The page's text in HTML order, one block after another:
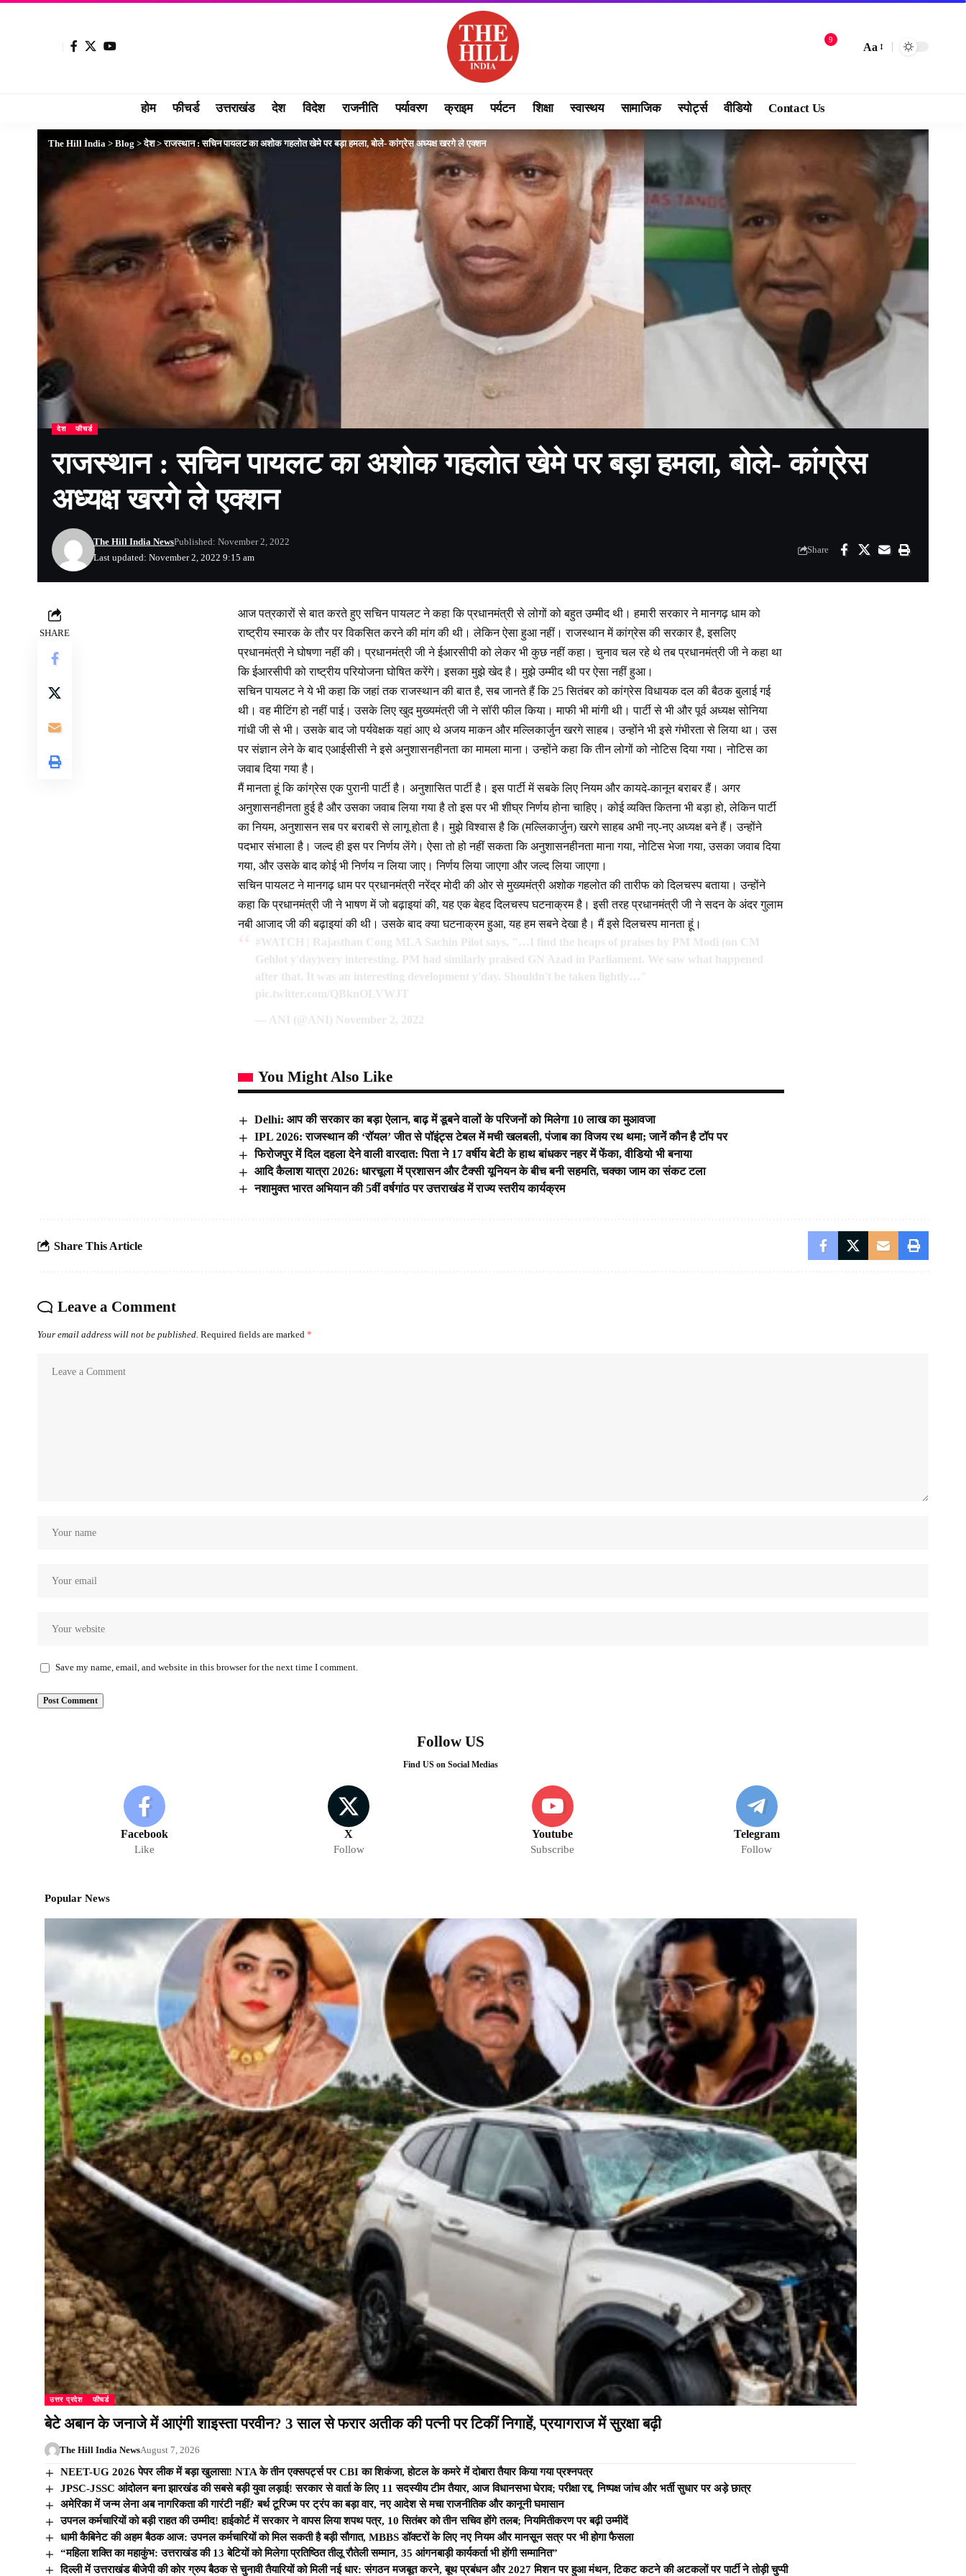
9
Aa
होम फीचर्ड उत्तराखंड देश विदेश राजनीति पर्यावरण क्राइम पर्यटन शिक्षा स्वास्थय सामाजिक स्पोर्ट्स वीडियो Contact Us
The Hill India > Blog >देश>राजस्थान : सचिन पायलट का अशोक गहलोत खेमे पर बड़ा हमला, बोले- कांग्रेस अध्यक्ष खरगे ले एक्शन
देश फीचर्ड
राजस्थान : सचिन पायलट का अशोक गहलोत खेमे पर बड़ा हमला, बोले- कांग्रेस
अध्यक्ष खरगे ले एक्शन
Last updated: November 2, 2022 9:15 am
The Hill India NewsPublished: November 2, 2022
Share
SHARE
आज पत्रकारों से बात करते हुए सचिन पायलट ने कहा कि प्रधानमंत्री से लोगों को बहुत उम्मीद थी। हमारी सरकार ने मानगढ़ धाम को
राष्ट्रीय स्मारक के तौर पर विकसित करने की मांग की थी। लेकिन ऐसा हुआ नहीं। राजस्थान में कांग्रेस की सरकार है, इसलिए
प्रधानमंत्री ने घोषणा नहीं की। प्रधानमंत्री जी ने ईआरसीपी को लेकर भी कुछ नहीं कहा। चुनाव चल रहे थे तब प्रधानमंत्री जी ने कहा था
कि ईआरसीपी को राष्ट्रीय परियोजना घोषित करेंगे। इसका मुझे खेद है। मुझे उम्मीद थी पर ऐसा नहीं हुआ।
सचिन पायलट ने ये भी कहा कि जहां तक राजस्थान की बात है, सब जानते हैं कि 25 सितंबर को कांग्रेस विधायक दल की बैठक बुलाई गई
थी। वह मीटिंग हो नहीं पाई। उसके लिए खुद मुख्यमंत्री जी ने सॉरी फील किया। माफी भी मांगी थी। पार्टी से भी और पूर्व अध्यक्ष सोनिया
गांधी जी से भी। उसके बाद जो पर्यवेक्षक यहां आए थे अजय माकन और मल्लिकार्जुन खरगे साहब। उन्होंने भी इसे गंभीरता से लिया था। उस
पर संज्ञान लेने के बाद एआईसीसी ने इसे अनुशासनहीनता का मामला माना। उन्होंने कहा कि तीन लोगों को नोटिस दिया गया। नोटिस का
जवाब दिया गया है।
मैं मानता हूं कि कांग्रेस एक पुरानी पार्टी है। अनुशासित पार्टी है। इस पार्टी में सबके लिए नियम और कायदे-कानून बराबर हैं। अगर
अनुशासनहीनता हुई है और उसका जवाब लिया गया है तो इस पर भी शीघ्र निर्णय होना चाहिए। कोई व्यक्ति कितना भी बड़ा हो, लेकिन पार्टी
का नियम, अनुशासन सब पर बराबरी से लागू होता है। मुझे विश्वास है कि (मल्लिकार्जुन) खरगे साहब अभी नए-नए अध्यक्ष बने हैं। उन्होंने
पदभार संभाला है। जल्द ही इस पर निर्णय लेंगे। ऐसा तो हो नहीं सकता कि अनुशासनहीनता माना गया, नोटिस भेजा गया, उसका जवाब दिया
गया, और उसके बाद कोई भी निर्णय न लिया जाए। निर्णय लिया जाएगा और जल्द लिया जाएगा।
सचिन पायलट ने मानगढ़ धाम पर प्रधानमंत्री नरेंद्र मोदी की ओर से मुख्यमंत्री अशोक गहलोत की तारीफ को दिलचस्प बताया। उन्होंने
कहा कि प्रधानमंत्री जी ने भाषण में जो बढ़ाइयां की, यह एक बेहद दिलचस्प घटनाक्रम है। इसी तरह प्रधानमंत्री जी ने सदन के अंदर गुलाम
नबी आजाद जी की बढ़ाइयां की थी। उसके बाद क्या घटनाक्रम हुआ, यह हम सबने देखा है। मैं इसे दिलचस्प मानता हूं।
#WATCH
| Rajasthan Cong MLA Sachin Pilot says, "…I find the heaps of praises by PM Modi (on CM
Gehlot y'day)very interesting. PM had similarly praised GN Azad in Parliament. We saw what happened
after that. It was an interesting development y'day. Shouldn't be taken lightly…"
pic.twitter.com/QBknOLVWJT
— ANI (@ANI) November 2, 2022
You Might Also Like
Delhi: आप की सरकार का बड़ा ऐलान, बाढ़ में डूबने वालों के परिजनों को मिलेगा 10 लाख का मुआवजा
IPL 2026: राजस्थान की ‘रॉयल’ जीत से पॉइंट्स टेबल में मची खलबली, पंजाब का विजय रथ थमा; जानें कौन है टॉप पर
फिरोजपुर में दिल दहला देने वाली वारदात: पिता ने 17 वर्षीय बेटी के हाथ बांधकर नहर में फेंका, वीडियो भी बनाया
आदि कैलाश यात्रा 2026: धारचूला में प्रशासन और टैक्सी यूनियन के बीच बनी सहमति, चक्का जाम का संकट टला
नशामुक्त भारत अभियान की 5वीं वर्षगांठ पर उत्तराखंड में राज्य स्तरीय कार्यक्रम
Share This Article
Leave a Comment
Your email address will not be published. Required fields are marked *
Save my name, email, and website in this browser for the next time I comment.
Follow US
Find US on Social Medias
Facebook
Like
X
Follow
Youtube
Subscribe
Telegram
Follow
Popular News
उत्तर प्रदेश फीचर्ड
बेटे अबान के जनाजे में आएंगी शाइस्ता परवीन? 3 साल से फरार अतीक की पत्नी पर टिकीं निगाहें, प्रयागराज में सुरक्षा बढ़ी
The Hill India NewsAugust 7, 2026
NEET-UG 2026 पेपर लीक में बड़ा खुलासा! NTA के तीन एक्सपर्ट्स पर CBI का शिकंजा, होटल के कमरे में दोबारा तैयार किया गया प्रश्नपत्र
JPSC-JSSC आंदोलन बना झारखंड की सबसे बड़ी युवा लड़ाई! सरकार से वार्ता के लिए 11 सदस्यीय टीम तैयार, आज विधानसभा घेराव; परीक्षा रद्द, निष्पक्ष जांच और भर्ती सुधार पर अड़े छात्र
अमेरिका में जन्म लेना अब नागरिकता की गारंटी नहीं? बर्थ टूरिज्म पर ट्रंप का बड़ा वार, नए आदेश से मचा राजनीतिक और कानूनी घमासान
उपनल कर्मचारियों को बड़ी राहत की उम्मीद! हाईकोर्ट में सरकार ने वापस लिया शपथ पत्र, 10 सितंबर को तीन सचिव होंगे तलब; नियमितीकरण पर बढ़ी उम्मीदें
धामी कैबिनेट की अहम बैठक आज: उपनल कर्मचारियों को मिल सकती है बड़ी सौगात, MBBS डॉक्टरों के लिए नए नियम और मानसून सत्र पर भी होगा फैसला
“महिला शक्ति का महाकुंभ: उत्तराखंड की 13 बेटियों को मिलेगा प्रतिष्ठित तीलू रौतेली सम्मान, 35 आंगनबाड़ी कार्यकर्ता भी होंगी सम्मानित”
दिल्ली में उत्तराखंड बीजेपी की कोर ग्रुप बैठक से चुनावी तैयारियों को मिली नई धार: संगठन मजबूत करने, बूथ प्रबंधन और 2027 मिशन पर हुआ मंथन, टिकट कटने की अटकलों पर पार्टी ने तोड़ी चुप्पी